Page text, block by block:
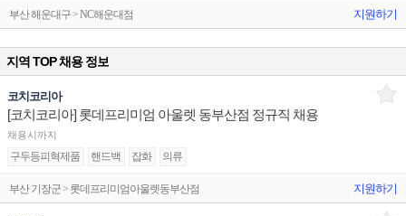
부산 해운대구 > NC해운대점 지원하기
지역 TOP 채용 정보
코치코리아
[코치코리아] 롯데프리미엄 아울렛 동부산점 정규직 채용
채용시까지
구두등피혁제품 핸드백 잡화 의류
부산 기장군 > 롯데프리미엄아울렛동부산점 지원하기